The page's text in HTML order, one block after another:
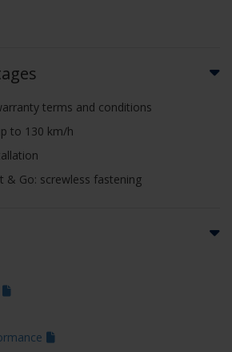
terms and conditions
to 130 km/h
& Go: screwless fastening